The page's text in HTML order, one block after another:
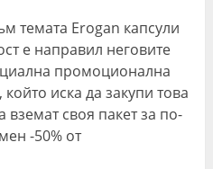
темата Erogan капсули
е направил неговите
промоционална
иска да закупи това
своя пакет за по-
-50% от